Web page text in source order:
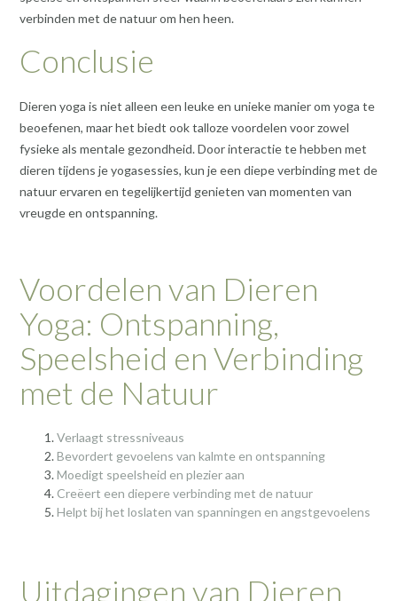
verbinden met de natuur om hen heen.
Conclusie
Dieren yoga is niet alleen een leuke en unieke manier om yoga te
beoefenen, maar het biedt ook talloze voordelen voor zowel
fysieke als mentale gezondheid. Door interactie te hebben met
dieren tijdens je yogasessies, kun je een diepe verbinding met de
natuur ervaren en tegelijkertijd genieten van momenten van
vreugde en ontspanning.
Voordelen van Dieren
Yoga: Ontspanning,
Speelsheid en Verbinding
met de Natuur
Verlaagt stressniveaus
Bevordert gevoelens van kalmte en ontspanning
Moedigt speelsheid en plezier aan
Creëert een diepere verbinding met de natuur
Helpt bij het loslaten van spanningen en angstgevoelens
Uitdagingen van Dieren